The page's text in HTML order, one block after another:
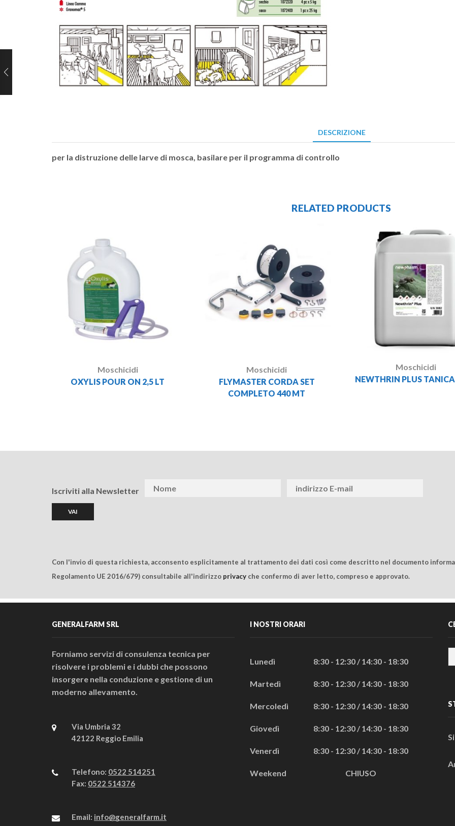
DESCRIZIONE
per la distruzione delle larve di mosca, basilare per il programma di controllo
RELATED PRODUCTS
Moschicidi
OXYLIS POUR ON 2,5 LT
Moschicidi
FLYMASTER CORDA SET
COMPLETO 440 MT
Moschicidi
NEWTHRIN PLUS
Iscriviti alla Newsletter
Con l'invio di questa richiesta, acconsento esplicitamente al trattamento dei dati così come descritto nel documento
Regolamento UE 2016/679) consultabile all'indirizzo privacy che confermo di aver letto, compreso e approvato.
GENERALFARM SRL
Forniamo servizi di consulenza tecnica per
risolvere i problemi e i dubbi che possono
insorgere nella conduzione e gestione di un
moderno allevamento.
Via Umbria 32
42122 Reggio Emilia
Telefono: 0522 514251
Fax: 0522 514376
Email: info@generalfarm.it
I NOSTRI ORARI
Lunedì 8:30 - 12:30 / 14:30 - 18:30
Martedì 8:30 - 12:30 / 14:30 - 18:30
Mercoledì 8:30 - 12:30 / 14:30 - 18:30
Giovedì 8:30 - 12:30 / 14:30 - 18:30
Venerdì 8:30 - 12:30 / 14:30 - 18:30
Weekend CHIUSO